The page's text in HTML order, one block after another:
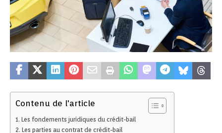
Contenu de l'article
Les fondements juridiques du crédit-bail
Les parties au contrat de crédit-bail